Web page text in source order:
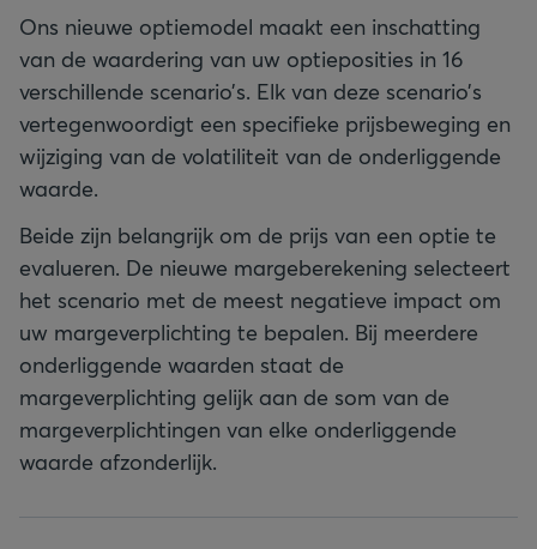
Ons nieuwe optiemodel maakt een inschatting
van de waardering van uw optieposities in 16
verschillende scenario’s. Elk van deze scenario’s
vertegenwoordigt een specifieke prijsbeweging en
wijziging van de volatiliteit van de onderliggende
waarde.
Beide zijn belangrijk om de prijs van een optie te
evalueren. De nieuwe margeberekening selecteert
het scenario met de meest negatieve impact om
uw margeverplichting te bepalen. Bij meerdere
onderliggende waarden staat de
margeverplichting gelijk aan de som van de
margeverplichtingen van elke onderliggende
waarde afzonderlijk.